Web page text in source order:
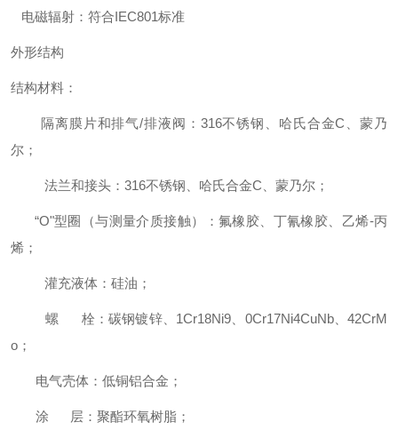
电磁辐射：符合IEC801标准
外形结构
结构材料：
隔离膜片和排气/排液阀：316不锈钢、哈氏合金C、蒙乃
尔；
法兰和接头：316不锈钢、哈氏合金C、蒙乃尔；
“O"型圈（与测量介质接触）：氟橡胶、丁氰橡胶、乙烯-丙
烯；
灌充液体：硅油；
螺 栓：碳钢镀锌、1Cr18Ni9、0Cr17Ni4CuNb、42CrM
o；
电气壳体：低铜铝合金；
涂 层：聚酯环氧树脂；